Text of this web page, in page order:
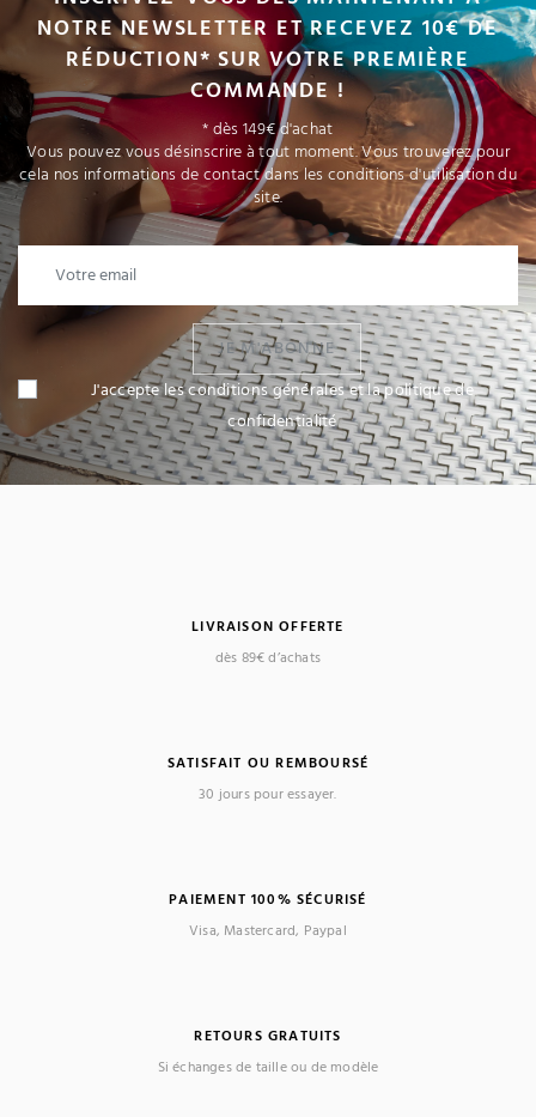
NOTRE NEWSLETTER ET RECEVEZ 10€ DE
RÉDUCTION* SUR VOTRE PREMIÈRE
COMMANDE !
* dès 149€ d'achat
Vous pouvez vous désinscrire à tout moment. Vous trouverez pour
cela nos informations de contact dans les conditions d'utilisation du
site.
JE M'ABONNE
J'accepte les conditions générales et la politique de
confidentialité
LIVRAISON OFFERTE
dès 89€ d’achats
SATISFAIT OU REMBOURSÉ
30 jours pour essayer.
PAIEMENT 100% SÉCURISÉ
Visa, Mastercard, Paypal
RETOURS GRATUITS
Si échanges de taille ou de modèle